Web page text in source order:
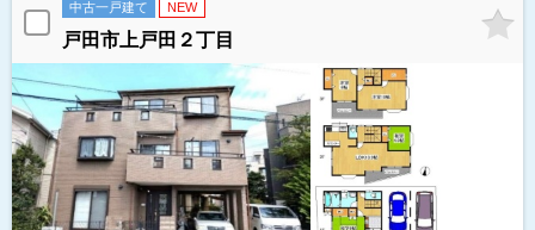
中古一戸建て NEW
戸田市上戸田２丁目